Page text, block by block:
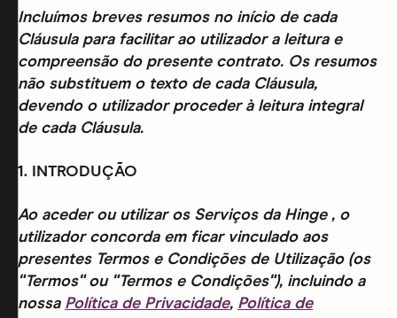
Incluímos breves resumos no início de cada
Cláusula para facilitar ao utilizador a leitura e
compreensão do presente contrato. Os resumos
não substituem o texto de cada Cláusula,
devendo o utilizador proceder à leitura integral
de cada Cláusula.
1. INTRODUÇÃO
Ao aceder ou utilizar os Serviços da Hinge , o
utilizador concorda em ficar vinculado aos
presentes Termos e Condições de Utilização (os
"Termos" ou "Termos e Condições"), incluindo a
nossa Política de Privacidade, Política de